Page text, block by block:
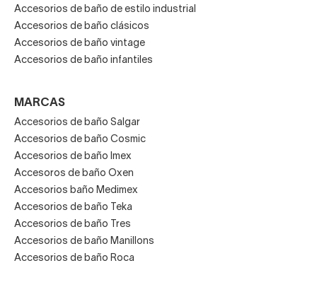
Accesorios de baño de estilo industrial
Accesorios de baño clásicos
Accesorios de baño vintage
Accesorios de baño infantiles
MARCAS
Accesorios de baño Salgar
Accesorios de baño Cosmic
Accesorios de baño Imex
Accesoros de baño Oxen
Accesorios baño Medimex
Accesorios de baño Teka
Accesorios de baño Tres
Accesorios de baño Manillons
Accesorios de baño Roca